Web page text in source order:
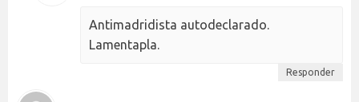
Antimadridista autodeclarado.
Lamentapla.
Responder